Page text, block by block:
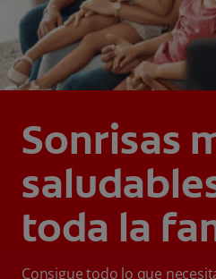
Sonrisas
toda la
Consigue todo lo que